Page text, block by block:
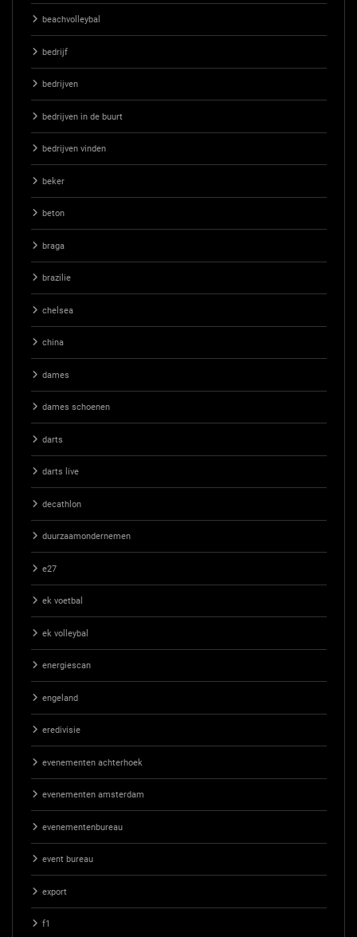
beachvolleybal
bedrijf
bedrijven
bedrijven in de buurt
bedrijven vinden
beker
beton
braga
brazilie
chelsea
china
dames
dames schoenen
darts
darts live
decathlon
duurzaamondernemen
e27
ek voetbal
ek volleybal
energiescan
engeland
eredivisie
evenementen achterhoek
evenementen amsterdam
evenementenbureau
event bureau
export
f1